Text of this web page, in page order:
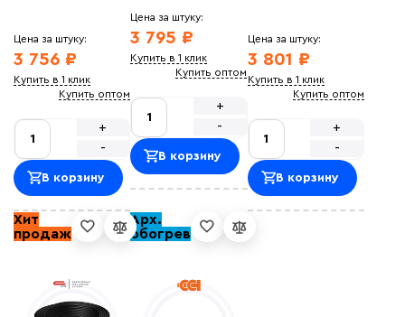
Цена за штуку:
3 756 ₽
Купить в 1 клик
Купить оптом
-
+
В корзину
Цена за штуку:
3 795 ₽
Купить в 1 клик
Купить оптом
-
+
В корзину
Цена за штуку:
3 801 ₽
Купить в 1 клик
Купить оптом
-
+
В корзину
Хит
продаж
Арх.
обогрев